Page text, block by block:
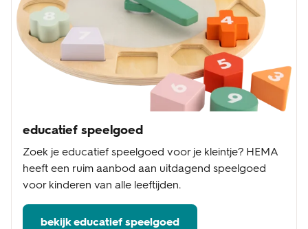
educatief speelgoed
Zoek je educatief speelgoed voor je kleintje? HEMA
heeft een ruim aanbod aan uitdagend speelgoed
voor kinderen van alle leeftijden.
bekijk educatief speelgoed